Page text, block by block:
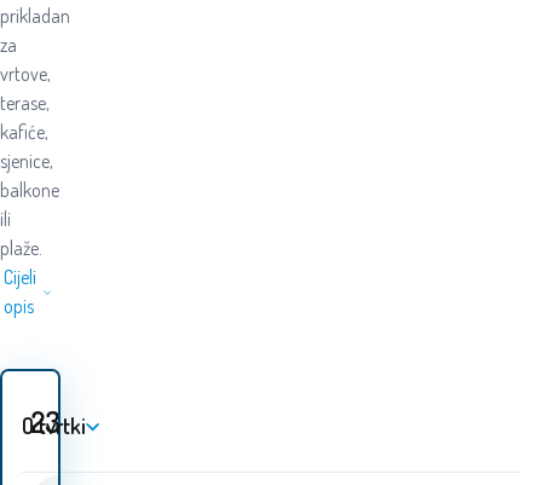
prikladan
za
vrtove,
terase,
kafiće,
sjenice,
balkone
ili
plaže.
Cijeli
opis
23.60
O tvrtki